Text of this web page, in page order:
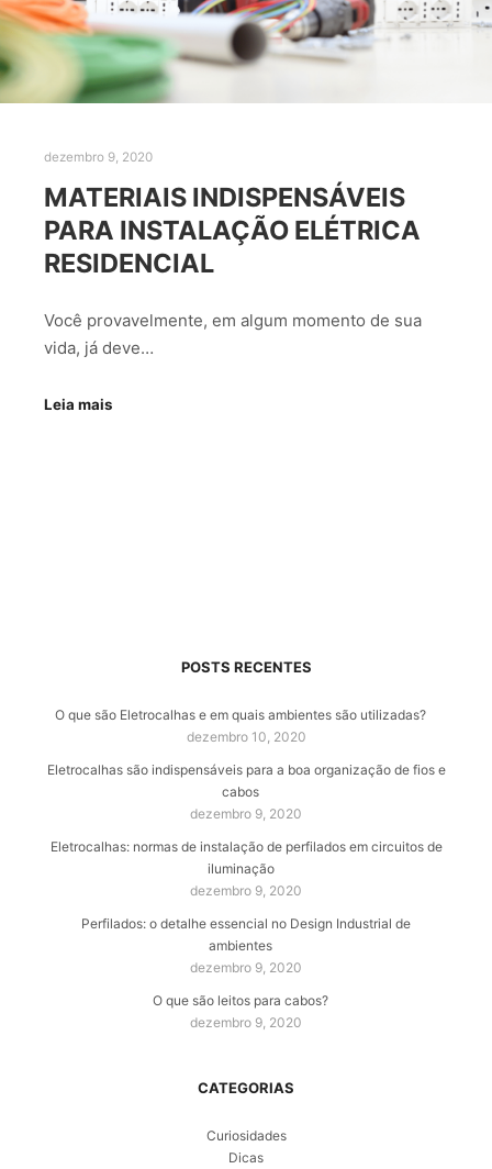
dezembro 9, 2020
MATERIAIS INDISPENSÁVEIS
PARA INSTALAÇÃO ELÉTRICA
RESIDENCIAL
Você provavelmente, em algum momento de sua
vida, já deve…
Leia mais
POSTS RECENTES
O que são Eletrocalhas e em quais ambientes são utilizadas?
dezembro 10, 2020
Eletrocalhas são indispensáveis para a boa organização de fios e
cabos
dezembro 9, 2020
Eletrocalhas: normas de instalação de perfilados em circuitos de
iluminação
dezembro 9, 2020
Perfilados: o detalhe essencial no Design Industrial de
ambientes
dezembro 9, 2020
O que são leitos para cabos?
dezembro 9, 2020
CATEGORIAS
Curiosidades
Dicas